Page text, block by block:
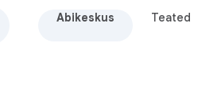
Abikeskus Teated